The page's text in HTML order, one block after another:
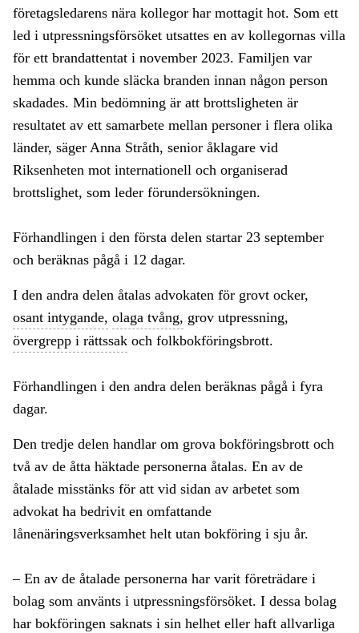
företagsledarens nära kollegor har mottagit hot. Som ett
led i utpressningsförsöket utsattes en av kollegornas villa
för ett brandattentat i november 2023. Familjen var
hemma och kunde släcka branden innan någon person
skadades. Min bedömning är att brottsligheten är
resultatet av ett samarbete mellan personer i flera olika
länder, säger Anna Stråth, senior åklagare vid
Riksenheten mot internationell och organiserad
brottslighet, som leder förundersökningen.
Förhandlingen i den första delen startar 23 september
och beräknas pågå i 12 dagar.
I den andra delen åtalas advokaten för grovt ocker,
osant intygande, olaga tvång, grov utpressning,
övergrepp i rättssak och folkbokföringsbrott.
Förhandlingen i den andra delen beräknas pågå i fyra
dagar.
Den tredje delen handlar om grova bokföringsbrott och
två av de åtta häktade personerna åtalas. En av de
åtalade misstänks för att vid sidan av arbetet som
advokat ha bedrivit en omfattande
lånenäringsverksamhet helt utan bokföring i sju år.
– En av de åtalade personerna har varit företrädare i
bolag som använts i utpressningsförsöket. I dessa bolag
har bokföringen saknats i sin helhet eller haft allvarliga